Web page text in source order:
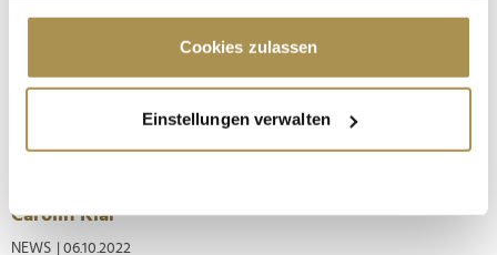
Cookie-Erklärung oder durch Klicken auf das Privacy
Trigger Symbol ändern oder widerrufen
Informationen über Ihre geografische Lage
erfassen, welche bis auf einige Meter genau sein
Cookies zulassen
Einstellungen verwalten
dem Vorsitzenden Richard Gottwald, Markus Fuchshofen und
Kai Heck leitet Carolin Klar (43) als Mitglied der
Geschäftsführung seit Monatsbeginn Bonprix Gruppe. In ihrer
Position verantwortet die diplomierte Textil- und
Wirtschaftsingenieurin die...
Carolin Klar
NEWS | 06.10.2022